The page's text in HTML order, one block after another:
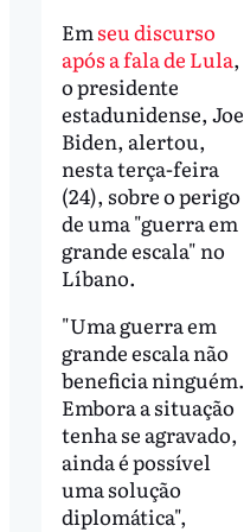
Em seu discurso
após a fala de Lula,
o presidente
estadunidense, Joe
Biden, alertou,
nesta terça-feira
(24), sobre o perigo
de uma "guerra em
grande escala" no
Líbano.
"Uma guerra em
grande escala não
beneficia ninguém.
Embora a situação
tenha se agravado,
ainda é possível
uma solução
diplomática",